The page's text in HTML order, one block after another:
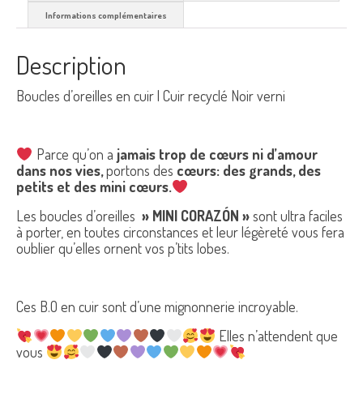
Informations complémentaires
Description
Boucles d’oreilles en cuir | Cuir recyclé Noir verni
Parce qu’on a jamais trop de cœurs ni d’amour
dans nos vies,portons des cœurs: des grands, des
petits et des mini cœurs.
Les boucles d’oreilles » MINI CORAZÓN »sont ultra faciles
à porter, en toutes circonstances et leur légèreté vous fera
oublier qu’elles ornent vos p’tits lobes.
Ces B.O en cuir sont d’une mignonnerie incroyable.
Elles n’attendent que
vous